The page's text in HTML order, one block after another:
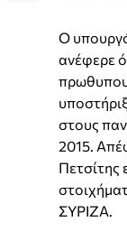
Ο
ανέφερε
στους
2015.
Πετσίτης
ΣΥΡΙΖΑ.